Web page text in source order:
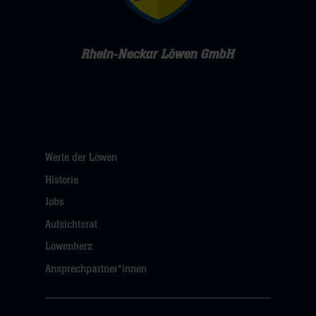
Rhein-Neckar Löwen GmbH
Werte der Löwen
Historie
Jobs
Aufsichtsrat
Löwenherz
Ansprechpartner*innen